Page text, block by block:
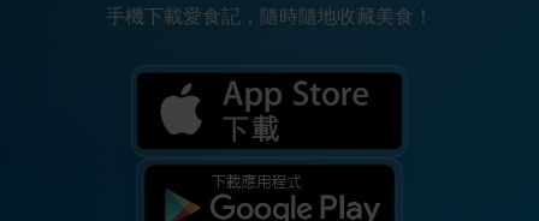
手機下載愛食記，隨時隨地收藏美食！